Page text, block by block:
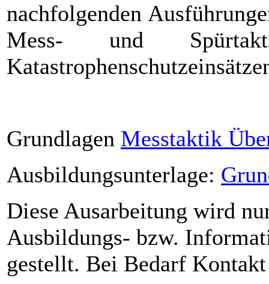
nachfolgenden
Mess- und
Grundlagen Messtaktik
Ausbildungsunterlage:
Diese Ausarbeitung wird
Ausbildungs- bzw.
gestellt. Bei Bedarf